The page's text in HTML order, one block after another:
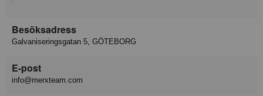
Besöksadress
Galvaniseringsgatan 5, GÖTEBORG
E-post
info@merxteam.com